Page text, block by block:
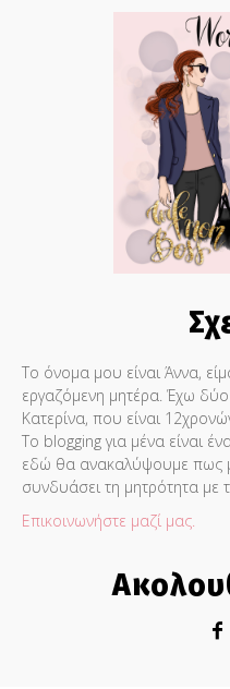
Το όνομα μου είναι Άννα,
εργαζόμενη μητέρα. Έχω
Κατερίνα, που είναι
Το blogging για μένα είναι
εδώ θα ανακαλύψουμε πως
συνδυάσει τη μητρότητα με
Επικοινωνήστε μαζί μας.